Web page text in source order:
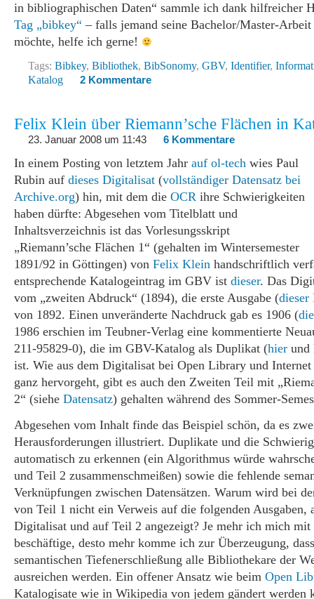
in bibliographischen Daten“ sammle ich dank hilfreicher
Tag „bibkey“ – falls jemand seine Bachelor/Master-Arbeit
möchte, helfe ich gerne!
Tags: Bibkey, Bibliothek, BibSonomy, GBV, Identifier,
Katalog
2 Kommentare
Felix Klein über Riemann’sche Flächen in
23. Januar 2008 um 11:43 6 Kommentare
In einem Posting von letztem Jahr auf ol-tech wies Paul
Rubin auf dieses Digitalisat (vollständiger Datensatz bei
Archive.org) hin, mit dem die OCR ihre Schwierigkeiten
haben dürfte: Abgesehen vom Titelblatt und
Inhaltsverzeichnis ist das Vorlesungsskript
„Riemann’sche Flächen 1“ (gehalten im Wintersemester
1891/92 in Göttingen) von Felix Klein handschriftlich
entsprechende Katalogeintrag im GBV ist dieser. Das
vom „zweiten Abdruck“ (1894), die erste Ausgabe (dieser
von 1892. Einen unveränderte Nachdruck gab es 1906 (
1986 erschien im Teubner-Verlag eine kommentierte
211-95829-0), die im GBV-Katalog als Duplikat (hier und
ist. Wie aus dem Digitalisat bei Open Library und
ganz hervorgeht, gibt es auch den Zweiten Teil mit
2“ (siehe Datensatz) gehalten während des Sommer-
Abgesehen vom Inhalt finde das Beispiel schön, da es
Herausforderungen illustriert. Duplikate und die
automatisch zu erkennen (ein Algorithmus würde
und Teil 2 zusammenschmeißen) sowie die fehlende
Verknüpfungen zwischen Datensätzen. Warum wird bei
von Teil 1 nicht ein Verweis auf die folgenden Ausgaben,
Digitalisat und auf Teil 2 angezeigt? Je mehr ich mich mit
beschäftige, desto mehr komme ich zur Überzeugung,
semantischen Tiefenerschließung alle Bibliothekare der
ausreichen werden. Ein offener Ansatz wie beim Open
Katalogisate wie in Wikipedia von jedem gändert werden